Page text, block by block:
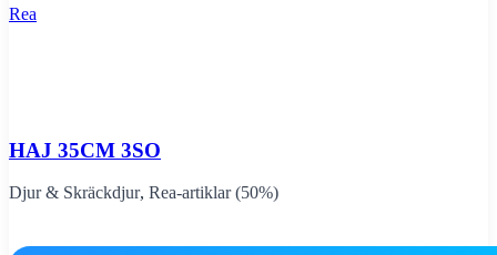
Rea
HAJ 35CM 3SO
Djur & Skräckdjur, Rea-artiklar (50%)